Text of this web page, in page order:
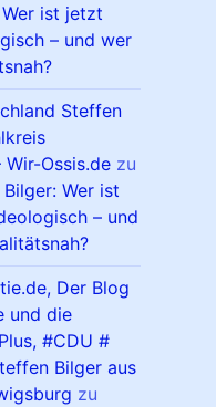
ist jetzt
– und wer
Steffen
Ossis.de zu
Wer ist
– und
Der Blog
und die
#CDU #
Bilger aus
zu